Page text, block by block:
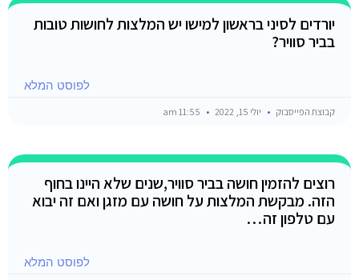
יורדים לסיני בראשון למישו יש המלצות לחושות טובות
בביר סוויר?
לפוסט המלא
קבוצת הפייסבוק יולי 15, 2022
רוצים להזמין חושה בביר סוויר,שנים שלא היינו בחוף
הזה. מבקשת המלצות על חושה עם מזגן ואם זה יבוא
עם טלפון זה…
לפוסט המלא